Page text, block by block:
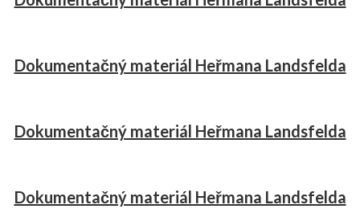
Dokumentačný materiál Heřmana Landsfelda
Dokumentačný materiál Heřmana Landsfelda
Dokumentačný materiál Heřmana Landsfelda